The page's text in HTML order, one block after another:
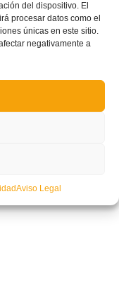
del dispositivo. El
procesar datos como el
únicas en este sitio.
negativamente a
Aviso Legal
de nombre a